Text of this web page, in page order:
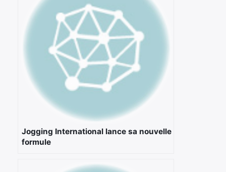
Jogging International lance sa nouvelle
formule